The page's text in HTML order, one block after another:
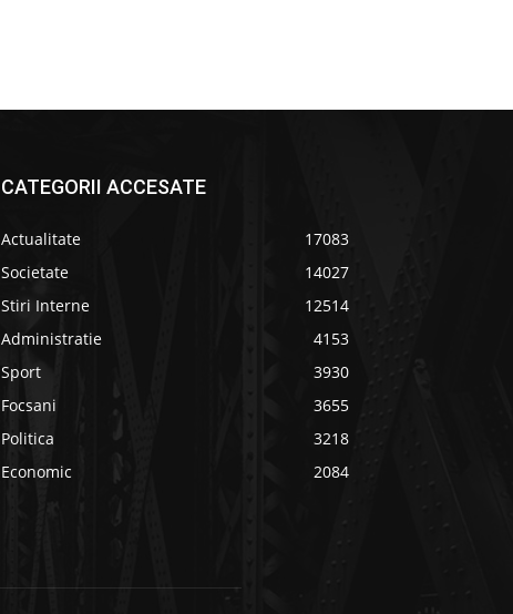
CATEGORII ACCESATE
Actualitate
17083
Societate
14027
Stiri Interne
12514
Administratie
4153
Sport
3930
Focsani
3655
Politica
3218
Economic
2084